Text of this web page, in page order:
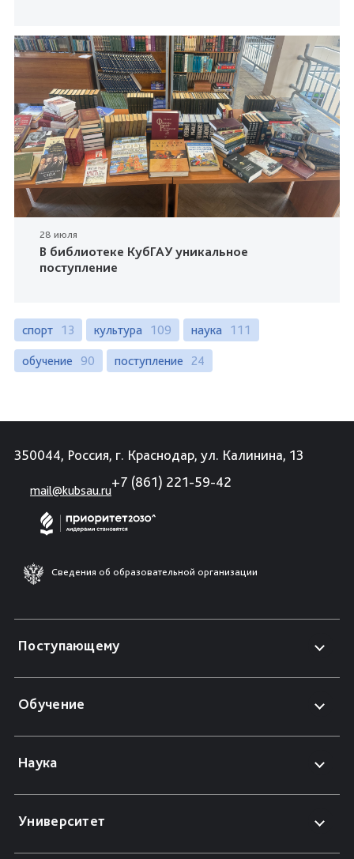
28 июля
В библиотеке КубГАУ уникальное
поступление
спорт 13 культура 109 наука 111
обучение 90 поступление 24
350044, Россия, г. Краснодар, ул. Калинина, 13
mail@kubsau.ru
+7 (861) 221-59-42
Сведения об образовательной организации
Поступающему
Обучение
Наука
Университет